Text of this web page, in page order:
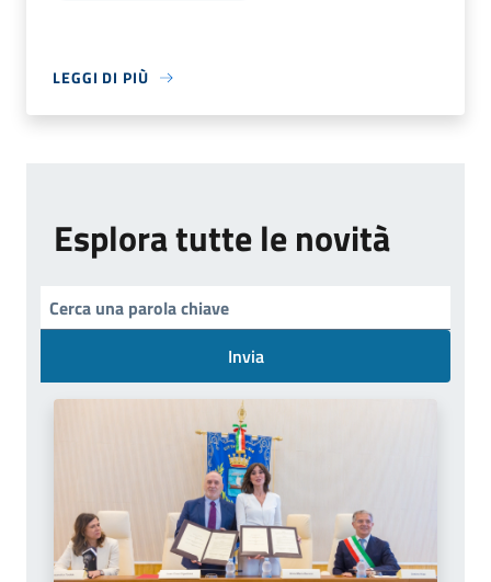
LEGGI DI PIÙ
Esplora tutte le novità
Invia